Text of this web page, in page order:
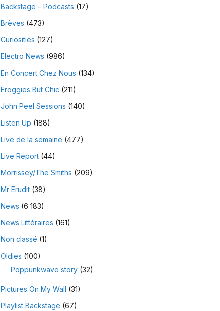
Backstage – Podcasts (17)
Brèves (473)
Curiosities (127)
Electro News (986)
En Concert Chez Nous (134)
Froggies But Chic (211)
John Peel Sessions (140)
Listen Up (188)
Live de la semaine (477)
Live Report(44)
Morrissey/The Smiths (209)
Mr Erudit(38)
News (6 183)
News Littéraires (161)
Non classé (1)
Oldies (100)
Poppunkwave story(32)
Pictures On My Wall (31)
Playlist Backstage (67)